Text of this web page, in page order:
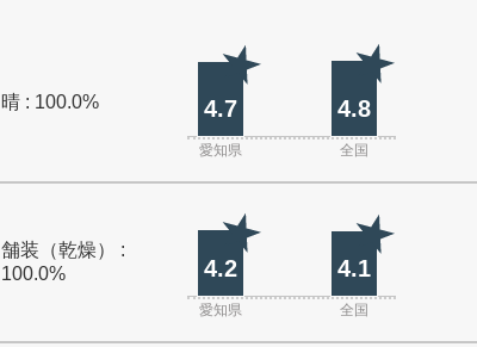
晴 : 100.0% 4.7 4.8
愛知県 全国
舗装（乾燥） :
100.0%
4.2 4.1
愛知県 全国